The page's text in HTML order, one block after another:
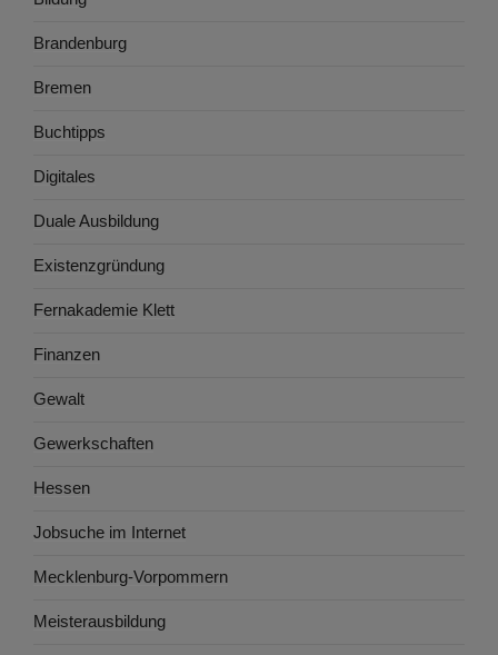
Brandenburg
Bremen
Buchtipps
Digitales
Duale Ausbildung
Existenzgründung
Fernakademie Klett
Finanzen
Gewalt
Gewerkschaften
Hessen
Jobsuche im Internet
Mecklenburg-Vorpommern
Meisterausbildung